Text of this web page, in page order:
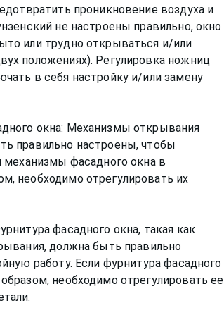
проникновение воздуха и
не настроены правильно, окно
или трудно открываться и/или
положениях). Регулировка ножниц
в себя настройку и/или замену
окна: Механизмы открывания
правильно настроены, чтобы
механизмы фасадного окна в
необходимо отрегулировать их
фасадного окна, такая как
должна быть правильно
работу. Если фурнитура фасадного
необходимо отрегулировать ее